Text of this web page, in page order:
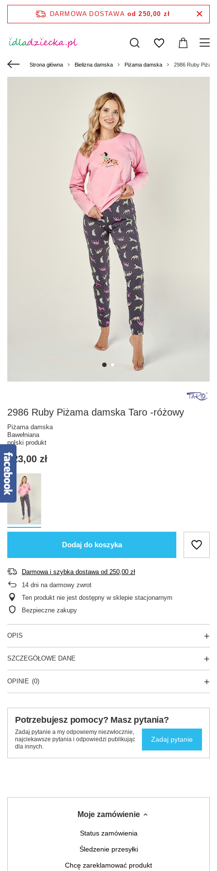
DARMOWA DOSTAWA od 250,00 zł
Strona główna Bielizna damska Piżama damska 2986 Ruby
2986 Ruby Piżama damska Taro -różowy
Piżama damska
Bawełniana
polski produkt
123,00 zł
Dodaj do koszyka
Darmowa i szybka dostawa od 250,00 zł
14 dni na darmowy zwrot
Ten produkt nie jest dostępny w sklepie stacjonarnym
Bezpieczne zakupy
OPIS
SZCZEGÓŁOWE DANE
OPINIE (0)
Potrzebujesz pomocy? Masz pytania?
Zadaj pytanie a my odpowiemy niezwłocznie,
najciekawsze pytania i odpowiedzi publikując
dla innych.
Zadaj pytanie
Moje zamówienie
Status zamówienia
Śledzenie przesyłki
Chcę zareklamować produkt